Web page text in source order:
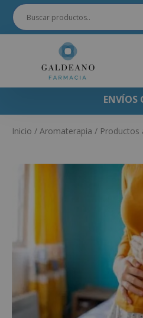
ENVÍOS
Inicio / Aromaterapia / Productos